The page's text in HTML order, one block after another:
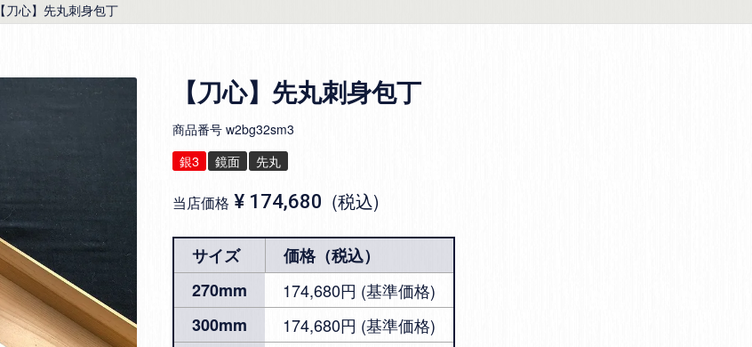
【刀心】先丸刺身包丁
【刀心】先丸刺身包丁
商品番号 w2bg32sm3
銀3 鏡面 先丸
当店価格 ¥ 174,680 税込
サイズ
価格（税込）
270mm
174,680円 (基準価格)
300mm
174,680円 (基準価格)